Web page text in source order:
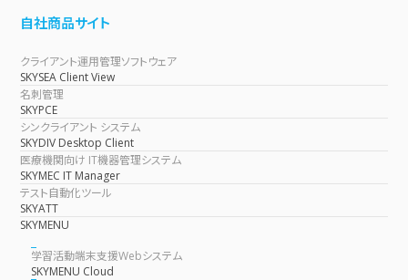
自社商品サイト
クライアント運用管理ソフトウェア
SKYSEA Client View
名刺管理
SKYPCE
シンクライアント システム
SKYDIV Desktop Client
医療機関向け IT機器管理システム
SKYMEC IT Manager
テスト自動化ツール
SKYATT
SKYMENU
学習活動端末支援Webシステム
SKYMENU Cloud